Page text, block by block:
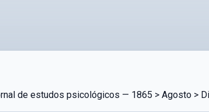
de estudos psicológicos — 1865 > Agosto >